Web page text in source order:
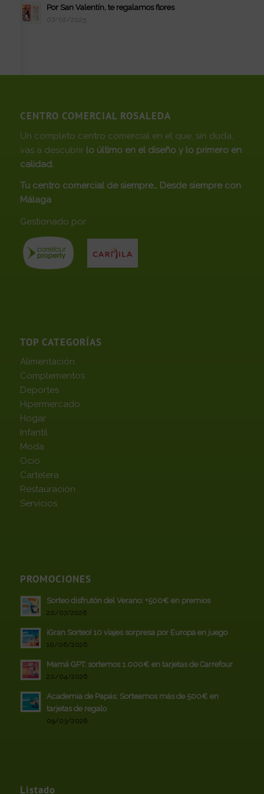
Por San Valentín, te regalamos flores
07/02/2025
CENTRO COMERCIAL ROSALEDA
Un completo centro comercial en el que, sin duda,
vas a descubrir lo último en el diseño y lo primero en
calidad.
Tu centro comercial de siempre… Desde siempre con
Málaga
Gestionado por
TOP CATEGORÍAS
Alimentación
Complementos
Deportes
Hipermercado
Hogar
Infantil
Moda
Ocio
Cartelera
Restauración
Servicios
PROMOCIONES
Sorteo disfrutón del Verano: +500€ en premios
20/07/2026
¡Gran Sorteo! 10 viajes sorpresa por Europa en juego
10/06/2026
Mamá GPT: sortemos 1.000€ en tarjetas de Carrefour
20/04/2026
Academia de Papás: Sorteamos más de 500€ en
tarjetas de regalo
09/03/2026
Listado